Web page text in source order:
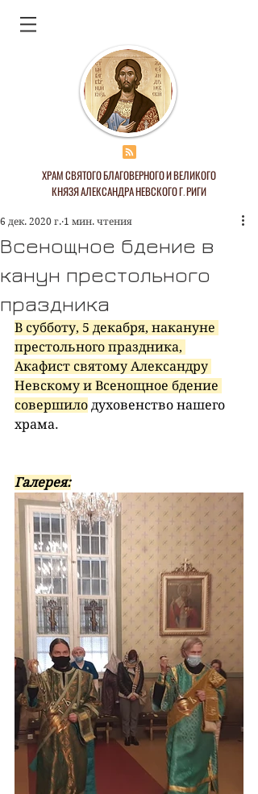
ХРАМ СВЯТОГО БЛАГОВЕРНОГО И ВЕЛИКОГО
КНЯЗЯ АЛЕКСАНДРА НЕВСКОГО Г. РИГИ
Всенощное бдение в
канун престольного
праздника
6 дек. 2020 г. 1 мин. чтения
В субботу, 5 декабря, накануне
престольного праздника,
Акафист святому Александру
Невскому и Всенощное бдение
совершило духовенство нашего
храма.
Галерея: